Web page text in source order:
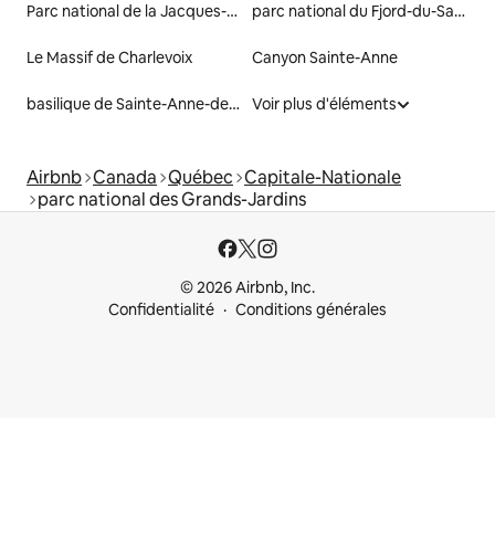
Parc national de la Jacques-Cartier parc national du Fjord-du-Saguenay
Le Massif de Charlevoix Canyon Sainte-Anne
basilique de Sainte-Anne-de-Beaupré Voir plus d'éléments
Airbnb Canada Québec Capitale-Nationale
parc national des Grands-Jardins
© 2026 Airbnb, Inc.
Confidentialité
Conditions générales